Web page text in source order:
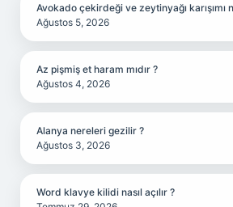
Avokado çekirdeği ve zeytinyağı karışımı
Ağustos 5, 2026
Az pişmiş et haram mıdır ?
Ağustos 4, 2026
Alanya nereleri gezilir ?
Ağustos 3, 2026
Word klavye kilidi nasıl açılır ?